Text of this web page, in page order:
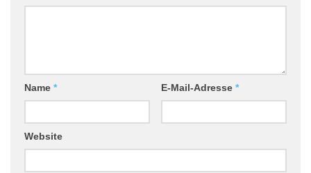
Name * E-Mail-Adresse *
Website